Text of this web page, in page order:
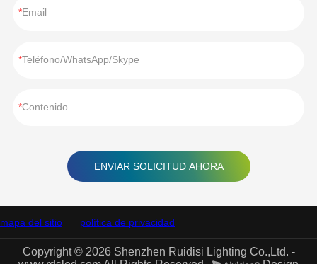
Email
Teléfono/WhatsApp/Skype
Contenido
ENVIAR SOLICITUD AHORA
mapa del sitio política de privacidad
Copyright © 2026 Shenzhen Ruidisi Lighting Co.,Ltd. -